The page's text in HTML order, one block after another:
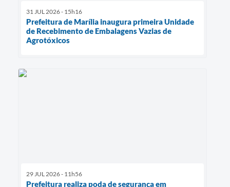
31 JUL 2026 - 15h16
Prefeitura de Marília inaugura primeira Unidade
de Recebimento de Embalagens Vazias de
Agrotóxicos
29 JUL 2026 - 11h56
Prefeitura realiza poda de segurança em